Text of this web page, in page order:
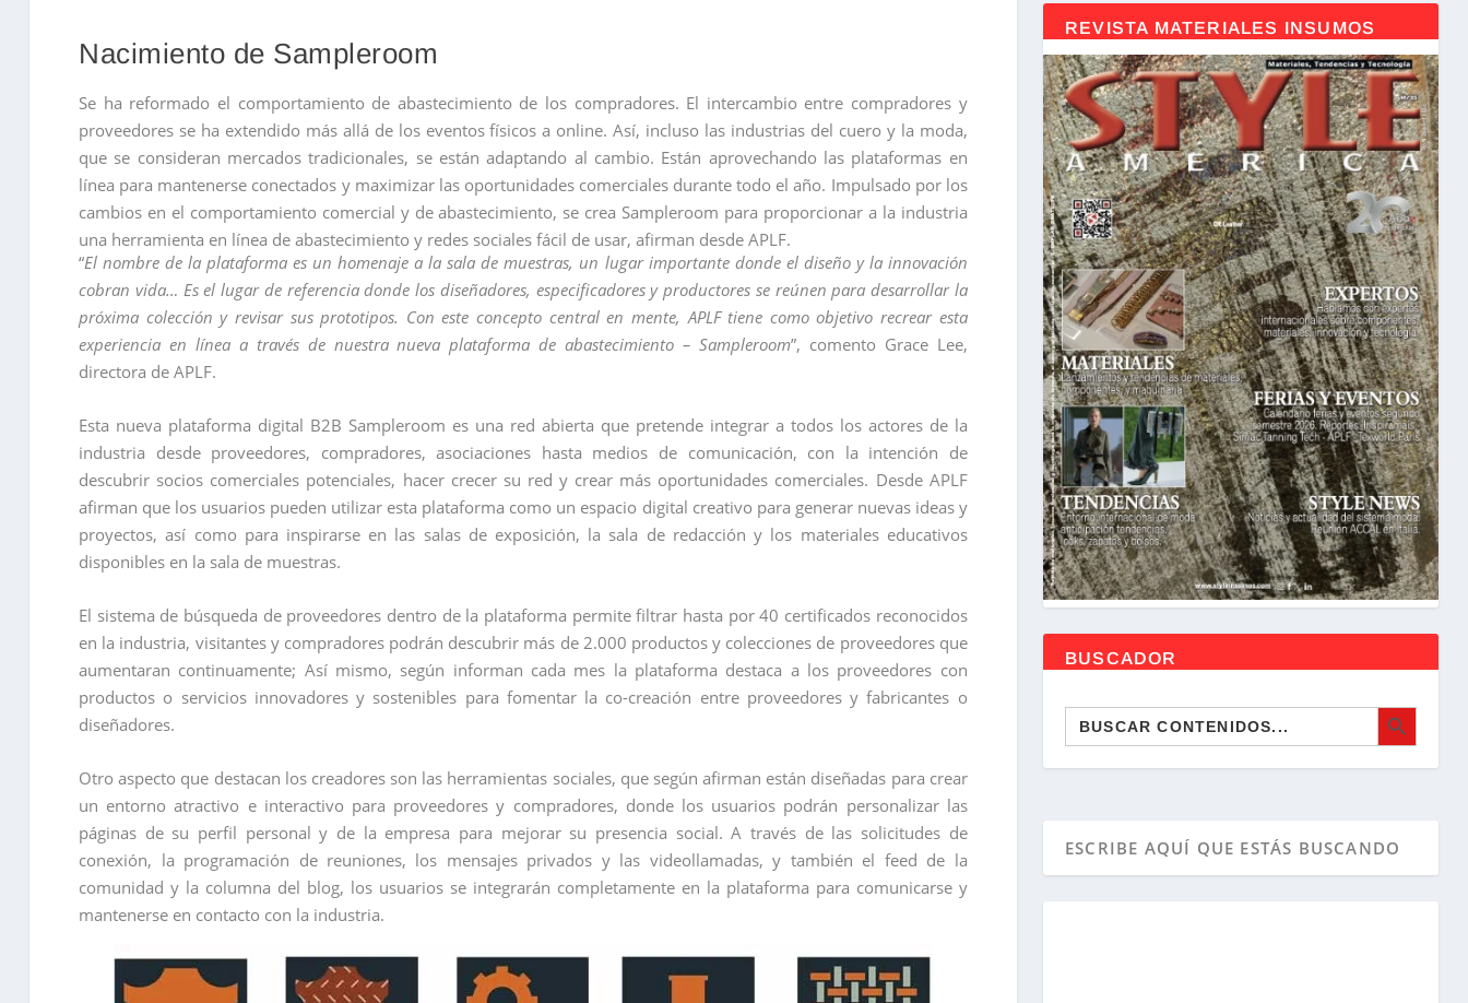
Nacimiento de Sampleroom
Se ha reformado el comportamiento de abastecimiento de los compradores. El intercambio entre compradores y
proveedores se ha extendido más allá de los eventos físicos a online. Así, incluso las industrias del cuero y la moda,
que se consideran mercados tradicionales, se están adaptando al cambio. Están aprovechando las plataformas en
línea para mantenerse conectados y maximizar las oportunidades comerciales durante todo el año. Impulsado por los
cambios en el comportamiento comercial y de abastecimiento, se crea Sampleroom para proporcionar a la industria
una herramienta en línea de abastecimiento y redes sociales fácil de usar, afirman desde APLF.
“El nombre de la plataforma es un homenaje a la sala de muestras, un lugar importante donde el diseño y la innovación
cobran vida… Es el lugar de referencia donde los diseñadores, especificadores y productores se reúnen para desarrollar la
próxima colección y revisar sus prototipos. Con este concepto central en mente, APLF tiene como objetivo recrear esta
experiencia en línea a través de nuestra nueva plataforma de abastecimiento – Sampleroom”, comento Grace Lee,
directora de APLF.
Esta nueva plataforma digital B2B Sampleroom es una red abierta que pretende integrar a todos los actores de la
industria desde proveedores, compradores, asociaciones hasta medios de comunicación, con la intención de
descubrir socios comerciales potenciales, hacer crecer su red y crear más oportunidades comerciales. Desde APLF
afirman que los usuarios pueden utilizar esta plataforma como un espacio digital creativo para generar nuevas ideas y
proyectos, así como para inspirarse en las salas de exposición, la sala de redacción y los materiales educativos
disponibles en la sala de muestras.
El sistema de búsqueda de proveedores dentro de la plataforma permite filtrar hasta por 40 certificados reconocidos
en la industria, visitantes y compradores podrán descubrir más de 2.000 productos y colecciones de proveedores que
aumentaran continuamente; Así mismo, según informan cada mes la plataforma destaca a los proveedores con
productos o servicios innovadores y sostenibles para fomentar la co-creación entre proveedores y fabricantes o
diseñadores.
Otro aspecto que destacan los creadores son las herramientas sociales, que según afirman están diseñadas para crear
un entorno atractivo e interactivo para proveedores y compradores, donde los usuarios podrán personalizar las
páginas de su perfil personal y de la empresa para mejorar su presencia social. A través de las solicitudes de
conexión, la programación de reuniones, los mensajes privados y las videollamadas, y también el feed de la
comunidad y la columna del blog, los usuarios se integrarán completamente en la plataforma para comunicarse y
mantenerse en contacto con la industria.
REVISTA MATERIALES INSUMOS
BUSCADOR
Buscar: BOTÓN DE BÚSQUEDA